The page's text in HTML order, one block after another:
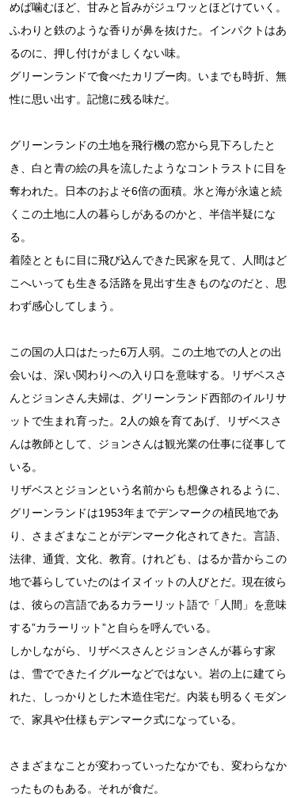
めば噛むほど、甘みと旨みがジュワッとほどけていく。
ふわりと鉄のような香りが鼻を抜けた。インパクトはあ
るのに、押し付けがましくない味。
グリーンランドで食べたカリブー肉。いまでも時折、無
性に思い出す。記憶に残る味だ。
グリーンランドの土地を飛行機の窓から見下ろしたと
き、白と青の絵の具を流したようなコントラストに目を
奪われた。日本のおよそ6倍の面積。氷と海が永遠と続
くこの土地に人の暮らしがあるのかと、半信半疑にな
る。
着陸とともに目に飛び込んできた民家を見て、人間はど
こへいっても生きる活路を見出す生きものなのだと、思
わず感心してしまう。
この国の人口はたった6万人弱。この土地での人との出
会いは、深い関わりへの入り口を意味する。リザベスさ
んとジョンさん夫婦は、グリーンランド西部のイルリサ
ットで生まれ育った。2人の娘を育てあげ、リザベスさ
んは教師として、ジョンさんは観光業の仕事に従事して
いる。
リザベスとジョンという名前からも想像されるように、
グリーンランドは1953年までデンマークの植民地であ
り、さまざまなことがデンマーク化されてきた。言語、
法律、通貨、文化、教育。けれども、はるか昔からこの
地で暮らしていたのはイヌイットの人びとだ。現在彼ら
は、彼らの言語であるカラーリット語で「人間」を意味
する”カラーリット”と自らを呼んでいる。
しかしながら、リザベスさんとジョンさんが暮らす家
は、雪でできたイグルーなどではない。岩の上に建てら
れた、しっかりとした木造住宅だ。内装も明るくモダン
で、家具や仕様もデンマーク式になっている。
さまざまなことが変わっていったなかでも、変わらなか
ったものもある。それが食だ。